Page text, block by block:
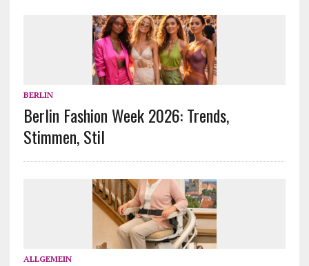
BERLIN
Berlin Fashion Week 2026: Trends,
Stimmen, Stil
ALLGEMEIN